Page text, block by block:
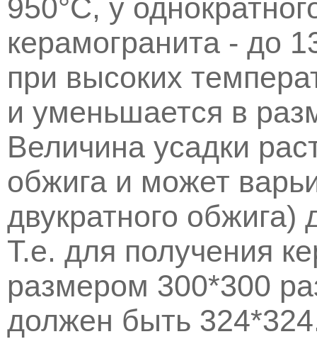
950°С, у
керамогранита - до
при высоких
и уменьшается в
Величина усадки
обжига и может
двукратного обжига)
Т.е. для получения
размером 300*300
должен быть